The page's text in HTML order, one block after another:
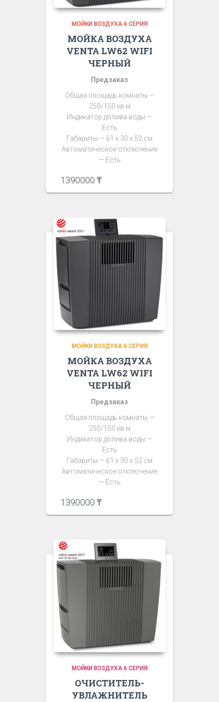
МОЙКИ ВОЗДУХА 6 СЕРИЯ
МОЙКА ВОЗДУХА
VENTA LW62 WIFI
ЧЕРНЫЙ
Предзаказ
Общая площадь комнаты —
250/150 кв.м
Индикатор долива воды —
Есть
Габариты — 61 х 30 х 52 см
Автоматическое отключение
— Есть
1390000 ₸
МОЙКИ ВОЗДУХА 6 СЕРИЯ
МОЙКА ВОЗДУХА
VENTA LW62 WIFI
ЧЕРНЫЙ
Предзаказ
Общая площадь комнаты —
250/150 кв.м
Индикатор долива воды —
Есть
Габариты — 61 х 30 х 52 см
Автоматическое отключение
— Есть
1390000 ₸
МОЙКИ ВОЗДУХА 6 СЕРИЯ
ОЧИСТИТЕЛЬ-
УВЛАЖНИТЕЛЬ